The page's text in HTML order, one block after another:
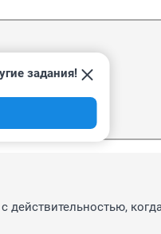
задания!